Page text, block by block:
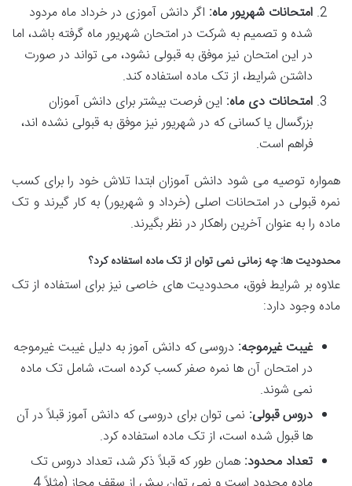
امتحانات شهریور ماه: اگر دانش آموزی در خرداد ماه مردود
شده و تصمیم به شرکت در امتحان شهریور ماه گرفته باشد، اما
در این امتحان نیز موفق به قبولی نشود، می تواند در صورت
داشتن شرایط، از تک ماده استفاده کند.
امتحانات دی ماه: این فرصت بیشتر برای دانش آموزان
بزرگسال یا کسانی که در شهریور نیز موفق به قبولی نشده اند،
فراهم است.
همواره توصیه می شود دانش آموزان ابتدا تلاش خود را برای کسب
نمره قبولی در امتحانات اصلی (خرداد و شهریور) به کار گیرند و تک
ماده را به عنوان آخرین راهکار در نظر بگیرند.
محدودیت ها: چه زمانی نمی توان از تک ماده استفاده کرد؟
علاوه بر شرایط فوق، محدودیت های خاصی نیز برای استفاده از تک
ماده وجود دارد:
غیبت غیرموجه: دروسی که دانش آموز به دلیل غیبت غیرموجه
در امتحان آن ها نمره صفر کسب کرده است، شامل تک ماده
نمی شوند.
دروس قبولی: نمی توان برای دروسی که دانش آموز قبلاً در آن
ها قبول شده است، از تک ماده استفاده کرد.
تعداد محدود: همان طور که قبلاً ذکر شد، تعداد دروس تک